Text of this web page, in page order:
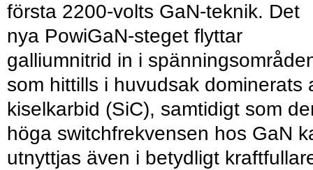
första 2200-volts GaN-teknik. Det
nya PowiGaN-steget flyttar
galliumnitrid in i
som hittills i huvudsak dominerats
kiselkarbid (SiC), samtidigt som
höga switchfrekvensen hos GaN
utnyttjas även i betydligt